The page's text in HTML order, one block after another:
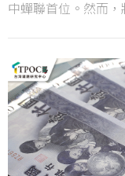
中蟬聯首位。然而
示，六都冠軍由高
翁章梁稱霸，兩人
現綠營執政縣市在